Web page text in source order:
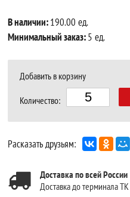
В наличии:190.00 ед.
Минимальный заказ:5 ед.
Добавить в корзину
Количество:
Расказать друзьям:
Доставка по всей России
Доставка до терминала